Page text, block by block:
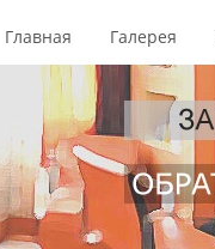
Главная Галерея